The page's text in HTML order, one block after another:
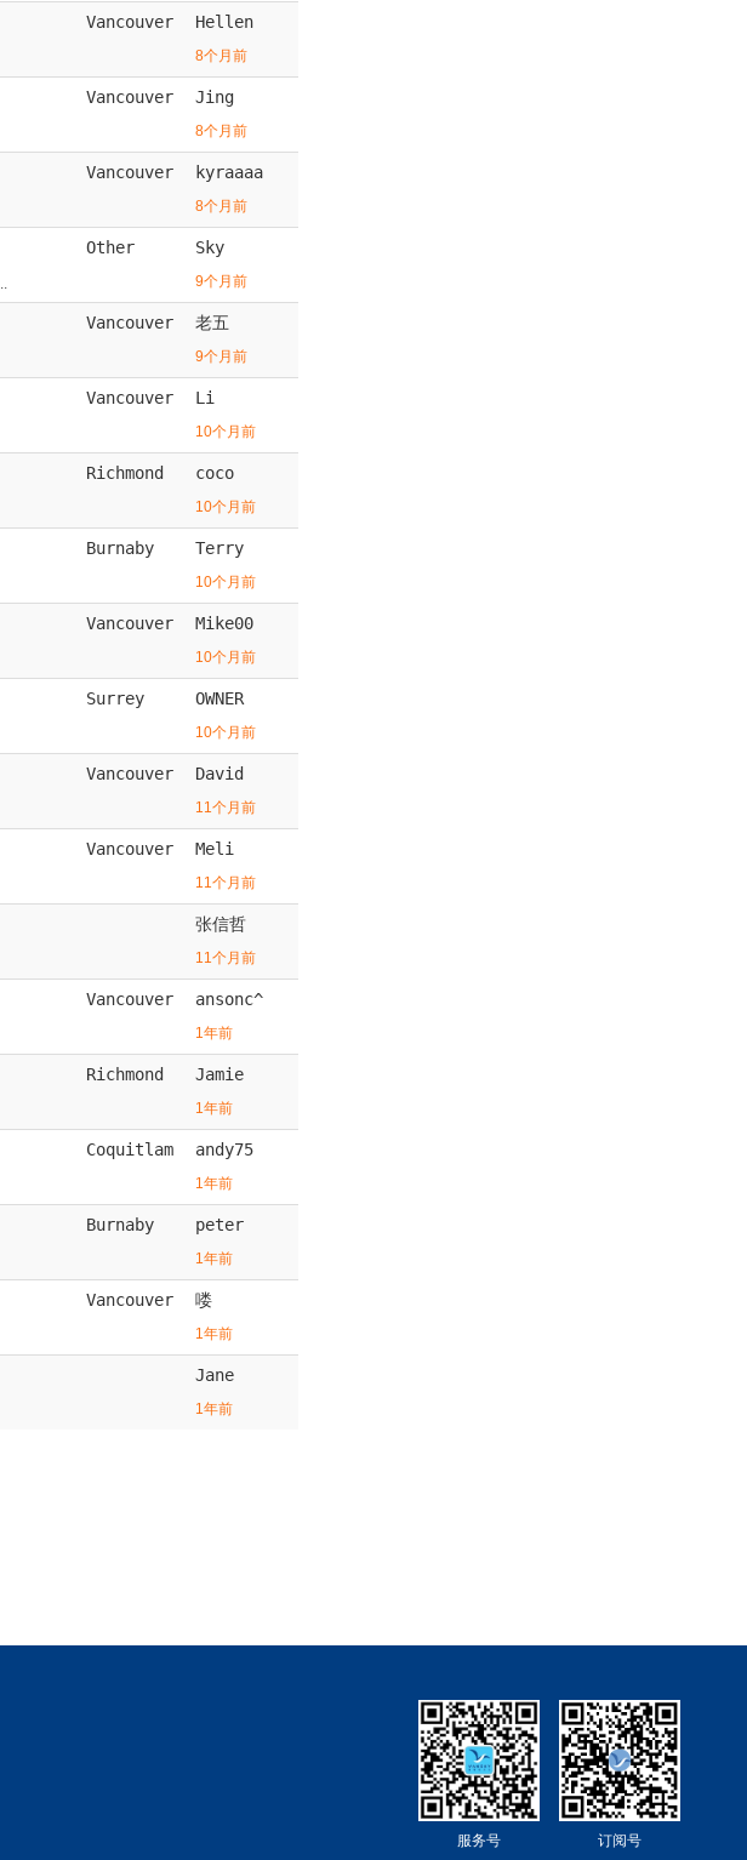
Vancouver Hellen
8个月前
Vancouver Jing
8个月前
Vancouver kyraaaa
8个月前
Other Sky
9个月前
Vancouver 老五
9个月前
Vancouver Li
10个月前
Richmond coco
10个月前
Burnaby Terry
10个月前
Vancouver Mike00
10个月前
Surrey OWNER
10个月前
Vancouver David
11个月前
Vancouver Meli
11个月前
张信哲
11个月前
Vancouver ansonc^
1年前
Richmond Jamie
1年前
Coquitlam andy75
1年前
Burnaby peter
1年前
Vancouver 喽
1年前
Jane
1年前
订阅号
服务号